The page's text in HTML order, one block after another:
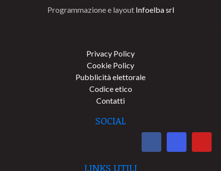
Programmazione e layout Infoelba srl
Privacy Policy
Cookie Policy
Pubblicità elettorale
Codice etico
Contatti
SOCIAL
LINKS UTILI